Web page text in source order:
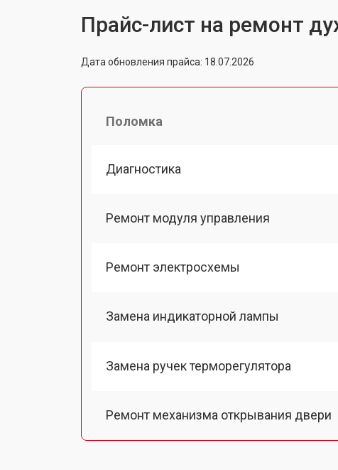
Прайс-лист на ремонт
Дата обновления прайса: 18.07.2026
Поломка
Диагностика
Ремонт модуля управления
Ремонт электросхемы
Замена индикаторной лампы
Замена ручек терморегулятора
Ремонт механизма открывания двери